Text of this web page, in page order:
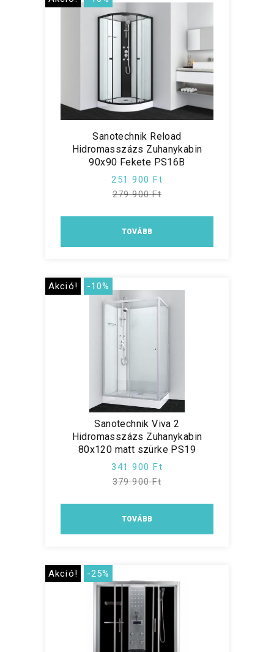
Sanotechnik Reload
Hidromasszázs Zuhanykabin
90x90 Fekete PS16B
251 900 Ft
279 900 Ft
TOVÁBB
Akció! -10%
Sanotechnik Viva 2
Hidromasszázs Zuhanykabin
80x120 matt szürke PS19
341 900 Ft
379 900 Ft
TOVÁBB
Akció! -25%